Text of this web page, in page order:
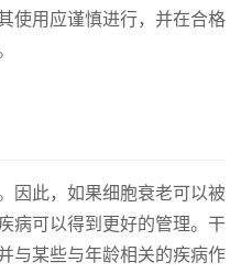
使用应谨慎进行，并在合格
因此，如果细胞衰老可以被
病可以得到更好的管理。干
与某些与年龄相关的疾病作